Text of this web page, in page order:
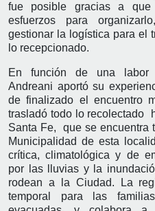
fue posible gracias a que
esfuerzos para
gestionar la logística para el
lo recepcionado.
En función de una labor
Andreani aportó su
de finalizado el encuentro
trasladó todo lo recolectado
Santa Fe, que se encuentra
Municipalidad de esta
crítica, climatológica y de
por las lluvias y la
rodean a la Ciudad. La
temporal para las